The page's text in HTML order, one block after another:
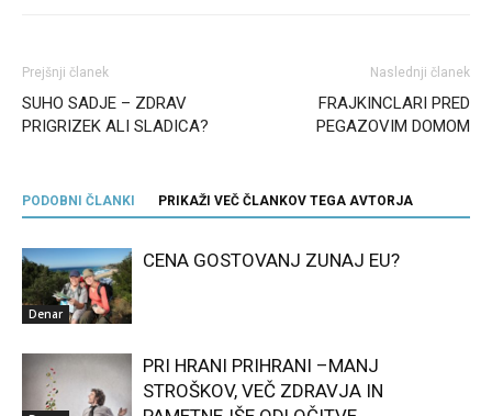
Prejšnji članek
SUHO SADJE – ZDRAV
PRIGRIZEK ALI SLADICA?
Naslednji članek
FRAJKINCLARI PRED
PEGAZOVIM DOMOM
PODOBNI ČLANKI PRIKAŽI VEČ ČLANKOV TEGA AVTORJA
Denar
CENA GOSTOVANJ ZUNAJ EU?
PRI HRANI PRIHRANI –MANJ
STROŠKOV, VEČ ZDRAVJA IN